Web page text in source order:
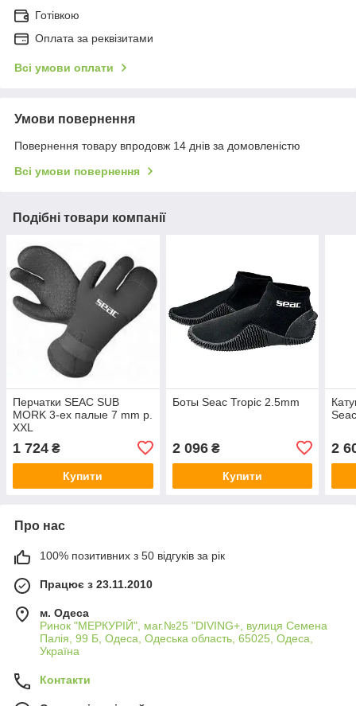
Готівкою
Оплата за реквізитами
Всі умови оплати
Умови повернення
Повернення товару впродовж 14 днів за домовленістю
Всі умови повернення
Подібні товари компанії
Перчатки SEAC SUB
MORK 3-ех палые 7 mm р.
XXL
1 724 ₴
Купити
Боты Seac Tropic 2.5mm
2 096₴
Купити
2
Про нас
100% позитивних з 50 відгуків за рік
Працює з 23.11.2010
м. Одеса
Ринок "МЕРКУРІЙ", маг.№25 "DIVING+, вулиця Семена
Палія, 99 Б, Одеса, Одеська область, 65025, Одеса,
Україна
Контакти